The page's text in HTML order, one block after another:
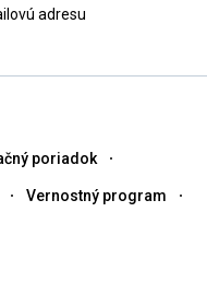
adresu
poriadok
Vernostný program